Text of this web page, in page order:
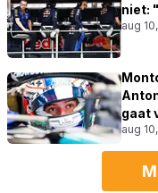
niet:
aug
gaat
aug